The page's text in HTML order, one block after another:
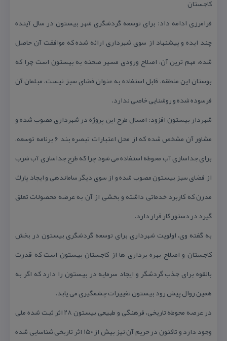
كاجستان
فرامرزی ادامه داد: برای توسعه گردشگری شهر بیستون در سال آینده
چند ایده و پیشنهاد از سوی شهرداری ارائه شده كه موافقت آن حاصل
شده، مهم ترین آن، اصلاح ورودی مسیر صحنه به بیستون است چرا كه
بوستان این منطقه، قابل استفاده به عنوان فضای سبز نیست، مبلمان آن
فرسوده شده و روشنایی خاصی ندارد.
شهردار بیستون افزود: امسال طرح این پروژه در شهرداری مصوب شده و
مشاور آن مشخص شده كه از محل اعتبارات تبصره بند ۶ برنامه توسعه،
برای جداسازی آب محوطه استفاده می شود چرا كه طرح جداسازی آب شرب
از فضای سبز بیستون مصوب شده و از سوی دیگر ساماندهی و ایجاد پارك
مدرن كه كاربرد خدماتی داشته و بخشی از آن به عرضه محصولات تعلق
گیرد در دستور كار قرار دارد.
به گفته وی، اولویت شهرداری برای توسعه گردشگری بیستون در بخش
كاجستان و اصلاح بهره برداری ها از كاجستان بیستون است كه قدرت
بالقوه برای جذب گردشگر و ایجاد سرمایه در بیستون را دارد كه اگر به
همین روال پیش رود بیستون تغییرات چشمگیری می یابد.
در عرصه محوطه تاریخی، فرهنگی و طبیعی بیستون ۲۸ اثر ثبت شده ملی
وجود دارد و تاكنون در حریم آن نیز بیش از ۱۵۰ اثر تاریخی شناسایی شده